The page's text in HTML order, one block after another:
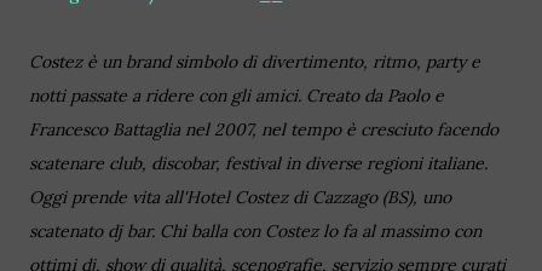
Costez è un brand simbolo di divertimento, ritmo, party e
notti passate a ridere con gli amici. Creato da Paolo e
Francesco Battaglia nel 2007, nel tempo è cresciuto facendo
scatenare club, discobar, festival in diverse regioni italiane.
Oggi prende vita all'Hotel Costez di Cazzago (BS), uno
scatenato dj bar. Chi balla con Costez lo fa al massimo con
ottimi dj, show di qualità, scenografie, servizio sempre curati